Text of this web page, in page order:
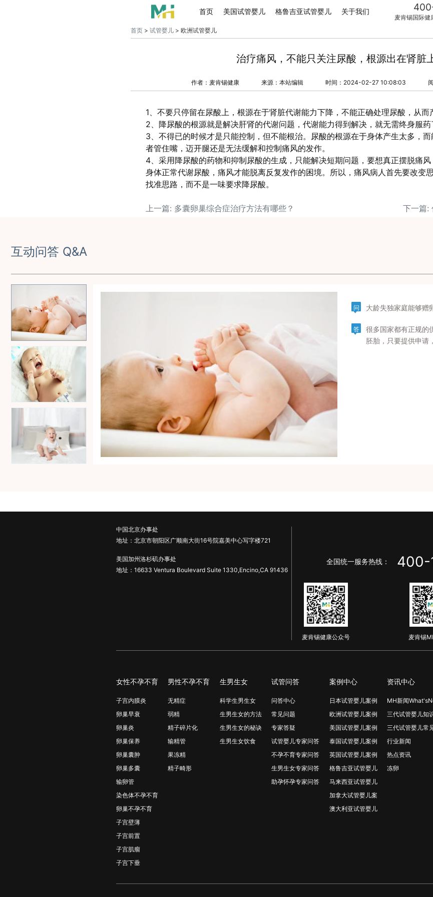
首页 美国试管婴儿 格鲁吉亚试管婴儿 关于我们
麦肯锡国际健
首页> 试管婴儿> 欧洲试管婴儿
治疗痛风，不能只关注尿酸，根源出在肾脏
作者：麦肯锡健康 来源：本站编辑 时间：2024-02-27 10:08:03
1、不要只停留在尿酸上，根源在于肾脏代谢能力下降，不能正确处理尿酸，从而
2、降尿酸的根源就是解决肝肾的代谢问题，代谢能力得到解决，就无需终身服药
3、不得已的时候才是只能控制，但不能根治。尿酸的根源在于身体产生太多，
者管住嘴，迈开腿还是无法缓解和控制痛风的发作。
4、采用降尿酸的药物和抑制尿酸的生成，只能解决短期问题，要想真正摆脱痛
身体正常代谢尿酸，痛风才能脱离反复发作的困境。所以，痛风病人首先要改变
找准思路，而不是一味要求降尿酸。
上一篇: 多囊卵巢综合症治疗方法有哪些？ 下一篇:
互动问答 Q&A
问 大龄失独家庭能够赠
答
很多国家都有正规的
胚胎，只要提供申请
中国北京办事处
地址：北京市朝阳区广顺南大街16号院嘉美中心写字楼721
美国加州洛杉矶办事处
地址：16633 Ventura Boulevard Suite 1330,Encino,CA 91436
全国统一服务热线： 400-
麦肯锡健康公众号 麦肯锡
女性不孕不育
子宫内膜炎
卵巢早衰
卵巢炎
卵巢保养
卵巢囊肿
卵巢多囊
输卵管
染色体不孕不育
卵巢不孕不育
子宫壁薄
子宫前置
子宫肌瘤
子宫下垂
男性不孕不育
无精症
弱精
精子碎片化
输精管
果冻精
精子畸形
生男生女
科学生男生女
生男生女的方法
生男生女的秘诀
生男生女饮食
试管问答
问答中心
常见问题
专家答疑
试管婴儿专家问答
不孕不育专家问答
生男生女专家问答
助孕怀孕专家问答
案例中心
日本试管婴儿案例
欧洲试管婴儿案例
美国试管婴儿案例
泰国试管婴儿案例
英国试管婴儿案例
格鲁吉亚试管婴儿
马来西亚试管婴儿
加拿大试管婴儿案
澳大利亚试管婴儿
资讯中心
MH新闻
三代试管婴儿知
三代试管婴儿常
行业新闻
热点资讯
冻卵